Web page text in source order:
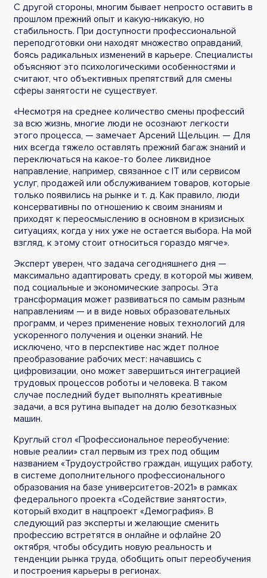
С другой стороны, многим бывает непросто оставить в
прошлом прежний опыт и какую-никакую, но
стабильность. При доступности профессиональной
переподготовки они находят множество оправданий,
боясь радикальных изменений в карьере. Специалисты
объясняют это психологическими особенностями и
считают, что объективных препятствий для смены
сферы занятости не существует.
«Несмотря на среднее количество смены профессий
за всю жизнь, многие люди не осознают легкости
этого процесса, — замечает Арсений Щельцин. — Для
них всегда тяжело оставлять прежний багаж знаний и
переключаться на какое-то более ликвидное
направление, например, связанное с IT или сервисом
услуг, продажей или обслуживанием товаров, которые
только появились на рынке и т. д. Как правило, люди
консервативны по отношению к своим знаниям и
приходят к переосмыслению в основном в кризисных
ситуациях, когда у них уже не остается выбора. На мой
взгляд, к этому стоит относиться гораздо мягче».
Эксперт уверен, что задача сегодняшнего дня —
максимально адаптировать среду, в которой мы живем,
под социальные и экономические запросы. Эта
трансформация может развиваться по самым разным
направлениям — и в виде новых образовательных
программ, и через применение новых технологий для
ускоренного получения и оценки знаний. Не
исключено, что в перспективе нас ждет полное
преобразование рабочих мест: начавшись с
цифровизации, оно может завершиться интеграцией
трудовых процессов роботы и человека. В таком
случае последний будет выполнять креативные
задачи, а вся рутина выпадет на долю безотказных
машин.
Круглый стол «Профессиональное переобучение:
новые реалии» стал первым из трех под общим
названием «Трудоустройство граждан, ищущих работу,
в системе дополнительного профессионального
образования на базе университетов-2021» в рамках
федерального проекта «Содействие занятости»,
который входит в нацпроект «Демография». В
следующий раз эксперты и желающие сменить
профессию встретятся в онлайне и офлайне 20
октября, чтобы обсудить новую реальность и
тенденции рынка труда, обобщить опыт переобучения
и построения карьеры в регионах.